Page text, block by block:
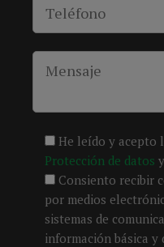
He leído y acepto
Protección de datos y
Consiento recibir
por medios
sistemas de
información básica y